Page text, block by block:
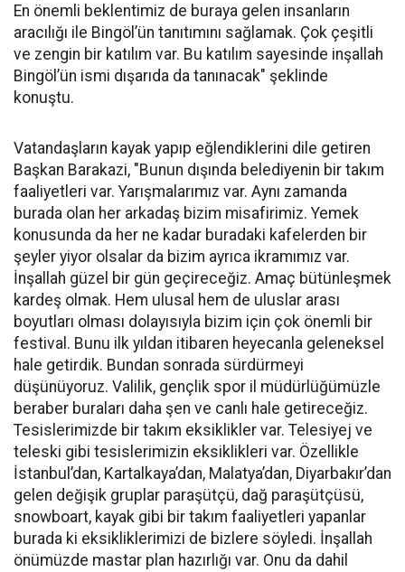
En önemli beklentimiz de buraya gelen insanların
aracılığı ile Bingöl’ün tanıtımını sağlamak. Çok çeşitli
ve zengin bir katılım var. Bu katılım sayesinde inşallah
Bingöl’ün ismi dışarıda da tanınacak" şeklinde
konuştu.
Vatandaşların kayak yapıp eğlendiklerini dile getiren
Başkan Barakazi, "Bunun dışında belediyenin bir takım
faaliyetleri var. Yarışmalarımız var. Aynı zamanda
burada olan her arkadaş bizim misafirimiz. Yemek
konusunda da her ne kadar buradaki kafelerden bir
şeyler yiyor olsalar da bizim ayrıca ikramımız var.
İnşallah güzel bir gün geçireceğiz. Amaç bütünleşmek
kardeş olmak. Hem ulusal hem de uluslar arası
boyutları olması dolayısıyla bizim için çok önemli bir
festival. Bunu ilk yıldan itibaren heyecanla geleneksel
hale getirdik. Bundan sonrada sürdürmeyi
düşünüyoruz. Valilik, gençlik spor il müdürlüğümüzle
beraber buraları daha şen ve canlı hale getireceğiz.
Tesislerimizde bir takım eksiklikler var. Telesiyej ve
teleski gibi tesislerimizin eksiklikleri var. Özellikle
İstanbul’dan, Kartalkaya’dan, Malatya’dan, Diyarbakır’dan
gelen değişik gruplar paraşütçü, dağ paraşütçüsü,
snowboart, kayak gibi bir takım faaliyetleri yapanlar
burada ki eksikliklerimizi de bizlere söyledi. İnşallah
önümüzde mastar plan hazırlığı var. Onu da dahil